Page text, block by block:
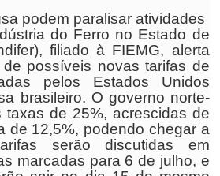
podem paralisar atividades
do Ferro no Estado de
filiado à FIEMG, alerta
possíveis novas tarifas de
pelos Estados Unidos
brasileiro. O governo norte-
taxas de 25%, acrescidas de
de 12,5%, podendo chegar a
serão discutidas em
marcadas para 6 de julho, e